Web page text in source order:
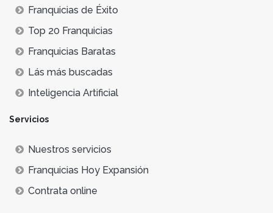
Franquicias de Éxito
Top 20 Franquicias
Franquicias Baratas
Lás más buscadas
Inteligencia Artificial
Servicios
Nuestros servicios
Franquicias Hoy Expansión
Contrata online